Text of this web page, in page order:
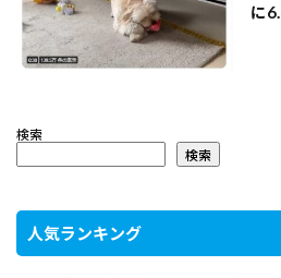
に
検索
検索
人気ランキング